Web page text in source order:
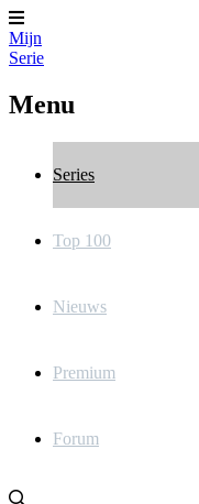
Mijn
Serie
Menu
Series
Top 100
Nieuws
Premium
Forum